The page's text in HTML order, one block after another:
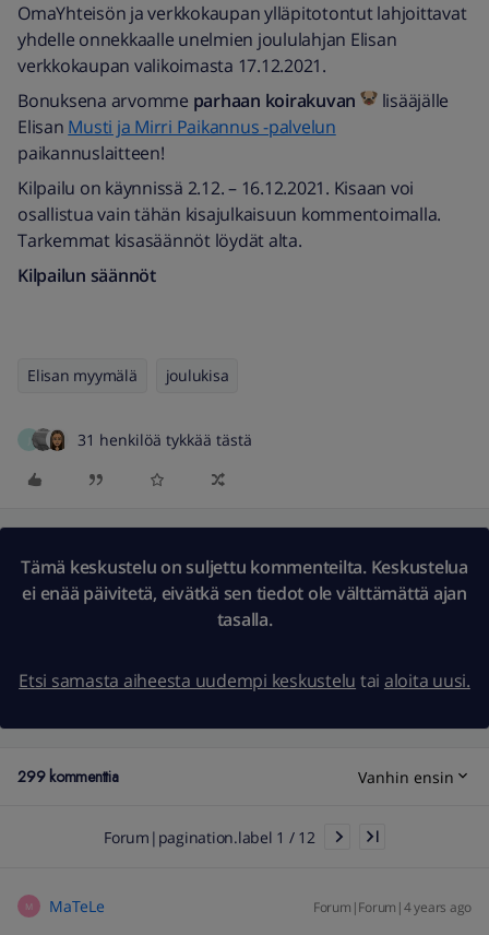
OmaYhteisön ja verkkokaupan ylläpitotontut lahjoittavat
yhdelle onnekkaalle unelmien joululahjan Elisan
verkkokaupan valikoimasta 17.12.2021.
Bonuksena arvomme parhaan koirakuvan
lisääjälle
Elisan Musti ja Mirri Paikannus -palvelun
paikannuslaitteen!
Kilpailu on käynnissä 2.12. – 16.12.2021. Kisaan voi
osallistua vain tähän kisajulkaisuun kommentoimalla.
Tarkemmat kisasäännöt löydät alta.
Kilpailun säännöt
Elisan myymälä joulukisa
31 henkilöä tykkää tästä
Tämä keskustelu on suljettu kommenteilta. Keskustelua
ei enää päivitetä, eivätkä sen tiedot ole välttämättä ajan
tasalla.
Etsi samasta aiheesta uudempi keskustelu tai aloita uusi.
299 kommenttia Vanhin ensin
Forum|pagination.label 1 / 12
M MaTeLe Forum|Forum|4 years ago